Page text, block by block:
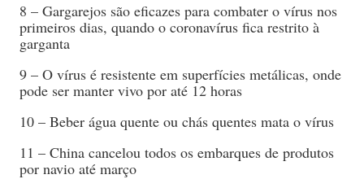
8 – Gargarejos são eficazes para combater o vírus nos
primeiros dias, quando o coronavírus fica restrito à
garganta
9 – O vírus é resistente em superfícies metálicas, onde
pode ser manter vivo por até 12 horas
10 – Beber água quente ou chás quentes mata o vírus
11 – China cancelou todos os embarques de produtos
por navio até março